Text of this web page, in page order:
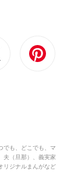
でも、どこでも、マ
夫（旦那）、義実家
リジナルまんがなど